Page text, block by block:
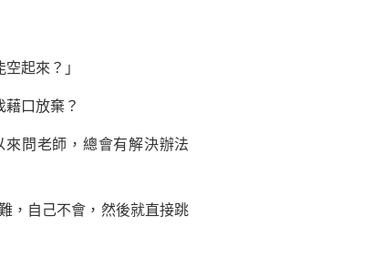
起來？」
口放棄？
問老師，總會有解決辦法
，自己不會，然後就直接跳